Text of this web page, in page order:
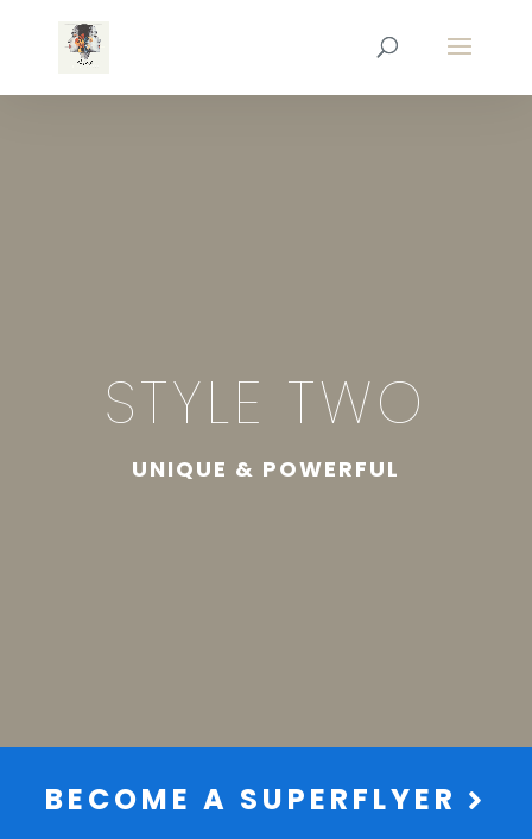
STYLE TWO
UNIQUE & POWERFUL
BECOME A SUPERFLYER